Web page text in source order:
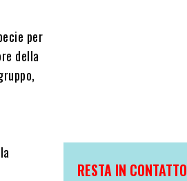
per
della
RESTA IN CONTATTO